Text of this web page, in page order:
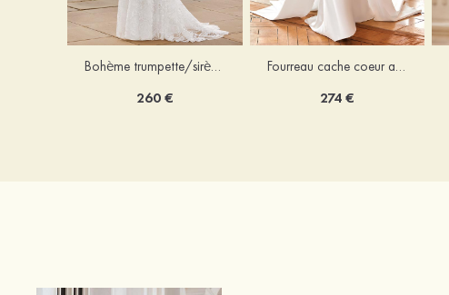
Bohème trumpette/sirène col en v dentelle traîne balayage robe de mariée
260 €
Fourreau cache coeur amovible/abattable satin robe de mariée
274 €